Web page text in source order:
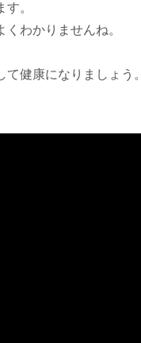
。
わかりませんね。
健康になりましょう。